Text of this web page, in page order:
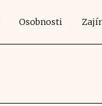
Osobnosti